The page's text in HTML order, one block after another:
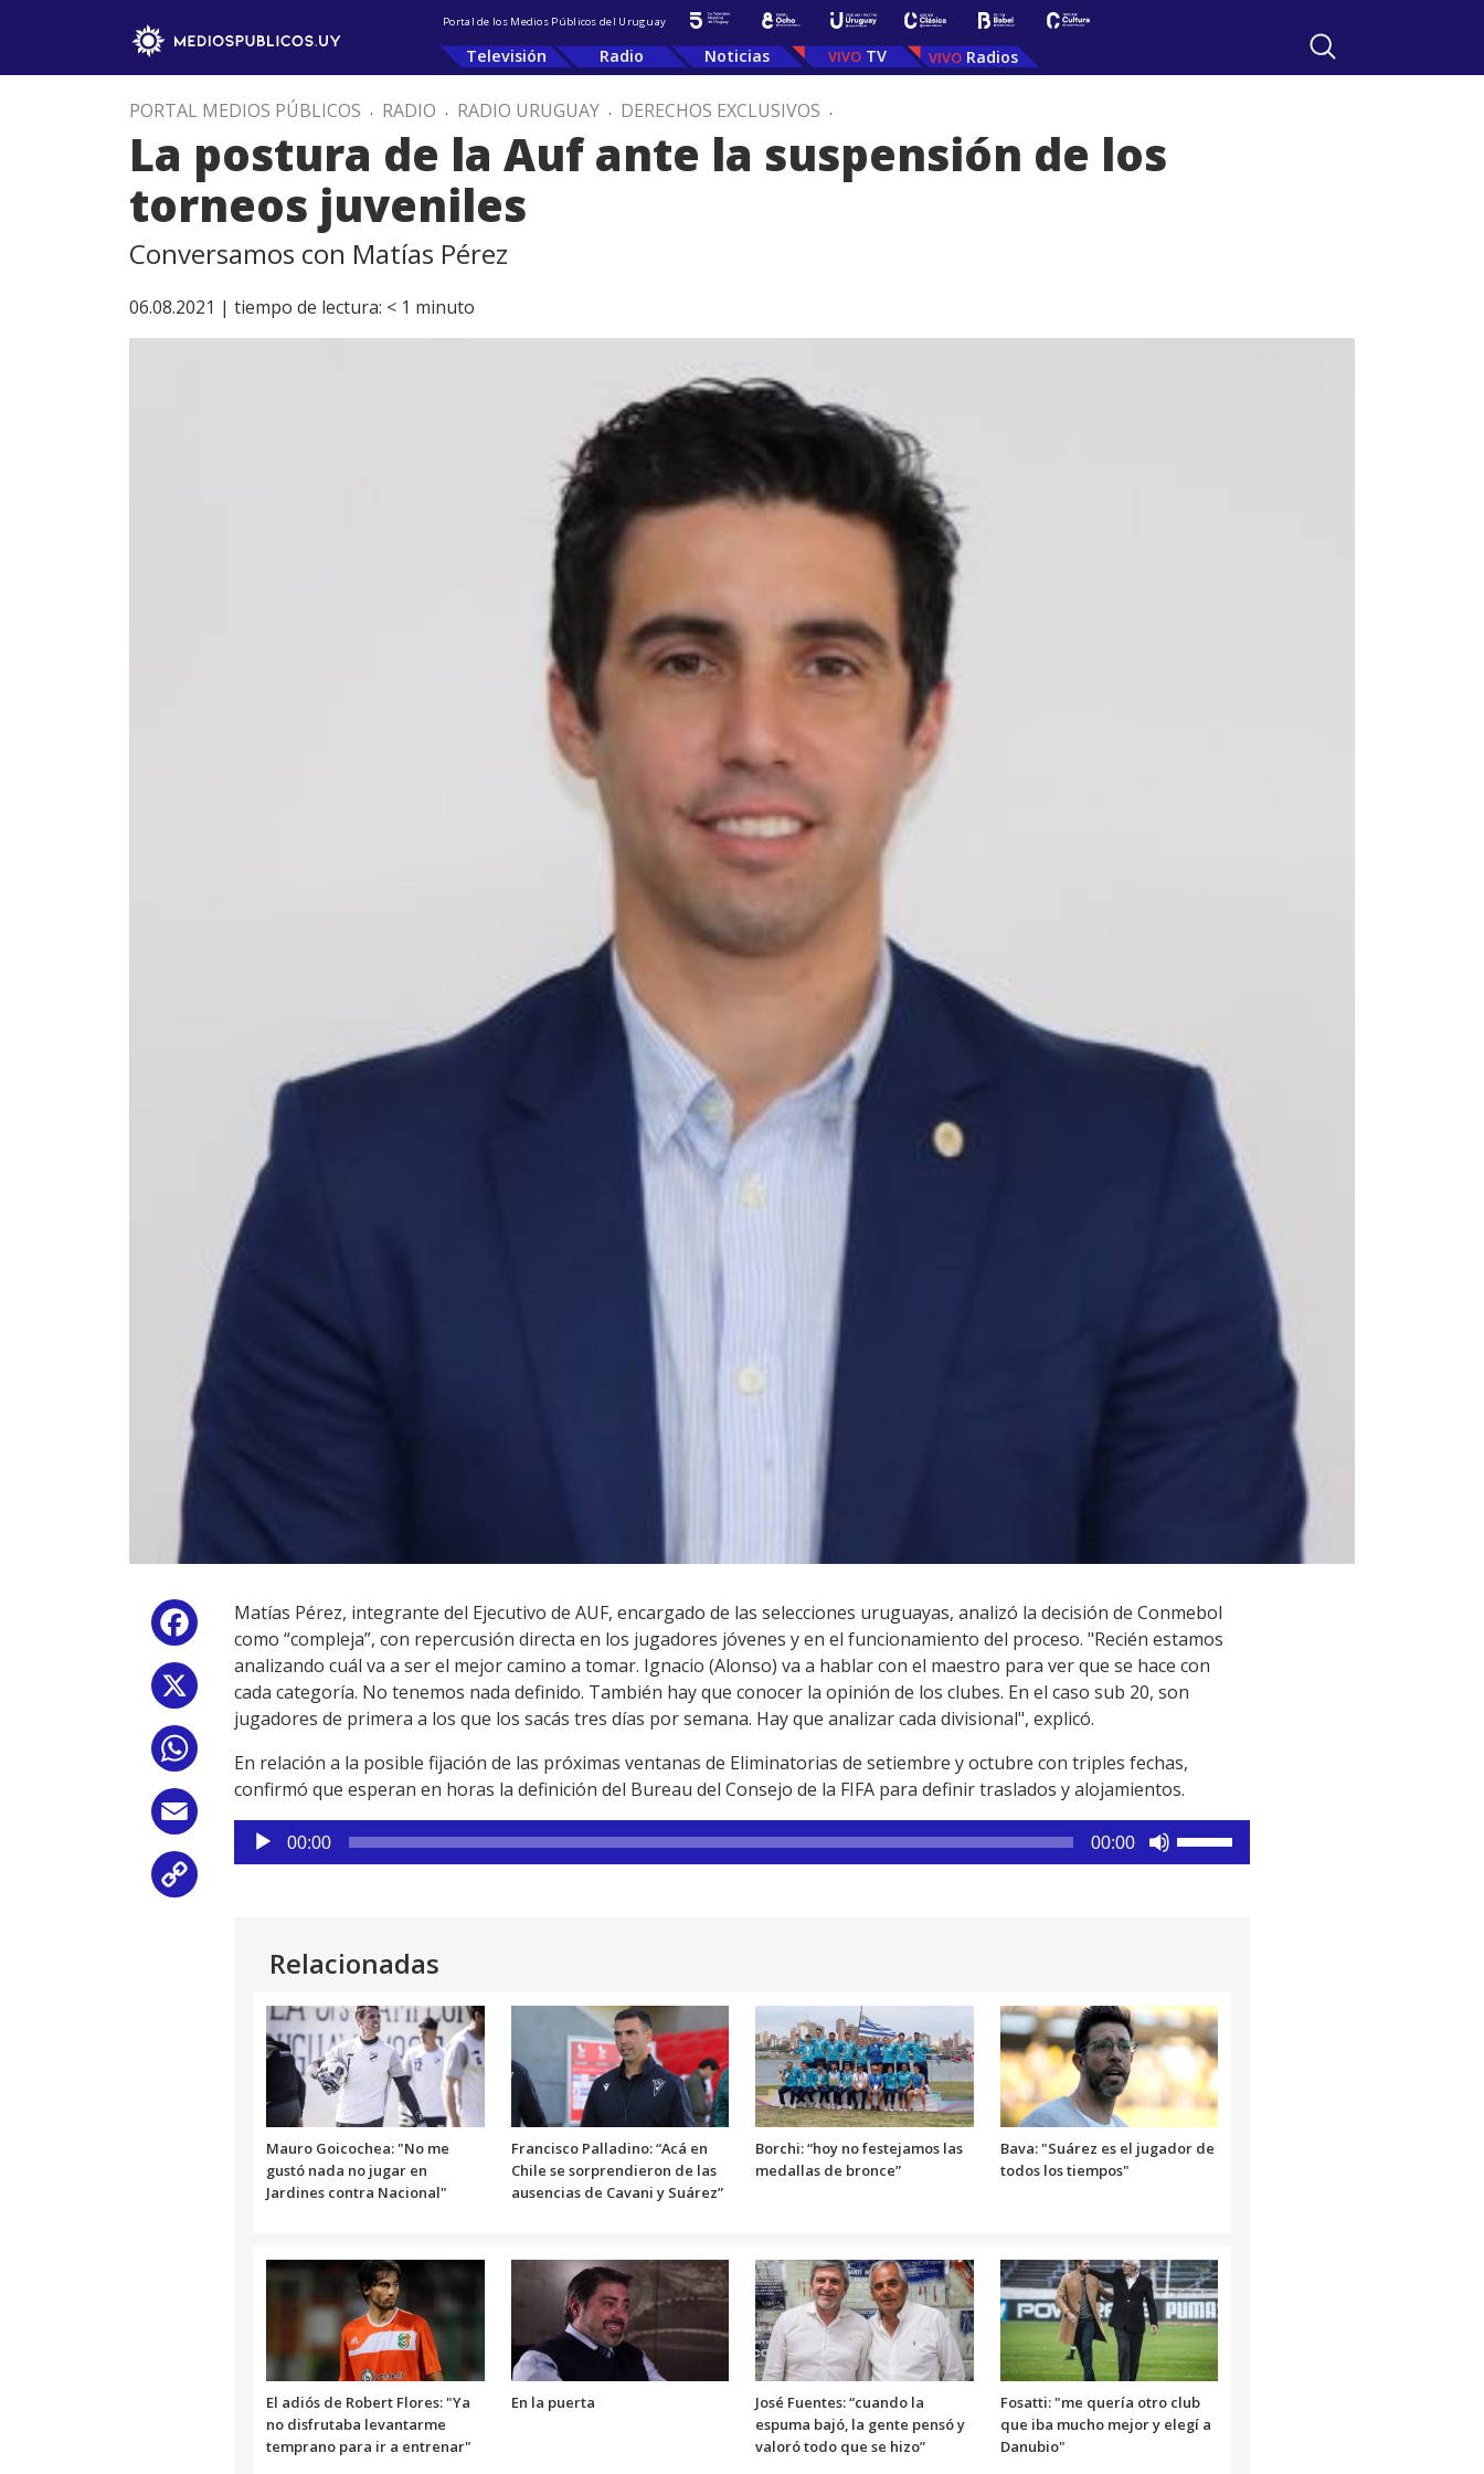
Portal de los Medios Públicos del Uruguay
Televisión Radio Noticias TV Radios
PORTAL MEDIOS PÚBLICOS . RADIO . RADIO URUGUAY . DERECHOS EXCLUSIVOS .
La postura de la Auf ante la suspensión de los
torneos juveniles
Conversamos con Matías Pérez
06.08.2021 | tiempo de lectura: < 1 minuto
Facebook
WhatsApp
Email
Matías Pérez, integrante del Ejecutivo de AUF, encargado de las selecciones uruguayas, analizó la decisión de Conmebol
como “compleja”, con repercusión directa en los jugadores jóvenes y en el funcionamiento del proceso. "Recién estamos
analizando cuál va a ser el mejor camino a tomar. Ignacio (Alonso) va a hablar con el maestro para ver que se hace con
cada categoría. No tenemos nada definido. También hay que conocer la opinión de los clubes. En el caso sub 20, son
jugadores de primera a los que los sacás tres días por semana. Hay que analizar cada divisional", explicó.
En relación a la posible fijación de las próximas ventanas de Eliminatorias de setiembre y octubre con triples fechas,
confirmó que esperan en horas la definición del Bureau del Consejo de la FIFA para definir traslados y alojamientos.
Reproductor
de
00:00 00:00
aumentar
o
disminuir
el
volumen.
Relacionadas
Mauro Goicochea: "No me
gustó nada no jugar en
Jardines contra Nacional"
Francisco Palladino: “Acá en
Chile se sorprendieron de las
ausencias de Cavani y Suárez”
Borchi: “hoy no festejamos las
medallas de bronce”
Bava: "Suárez es el jugador de
todos los tiempos"
El adiós de Robert Flores: "Ya
no disfrutaba levantarme
temprano para ir a entrenar"
En la puerta
José Fuentes: “cuando la
espuma bajó, la gente pensó y
valoró todo que se hizo”
Fosatti: "me quería otro club
que iba mucho mejor y elegí a
Danubio"